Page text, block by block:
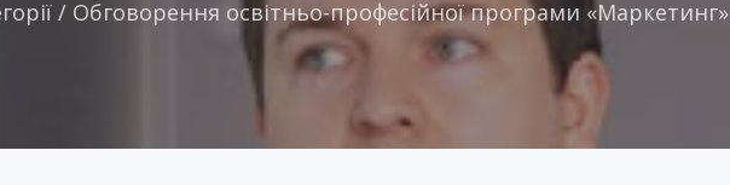
/ Обговорення освітньо-професійної програми «Маркетинг»